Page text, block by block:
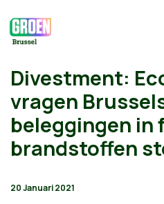
Divestment:
vragen
beleggingen in
brandstoffen
20 Januari 2021